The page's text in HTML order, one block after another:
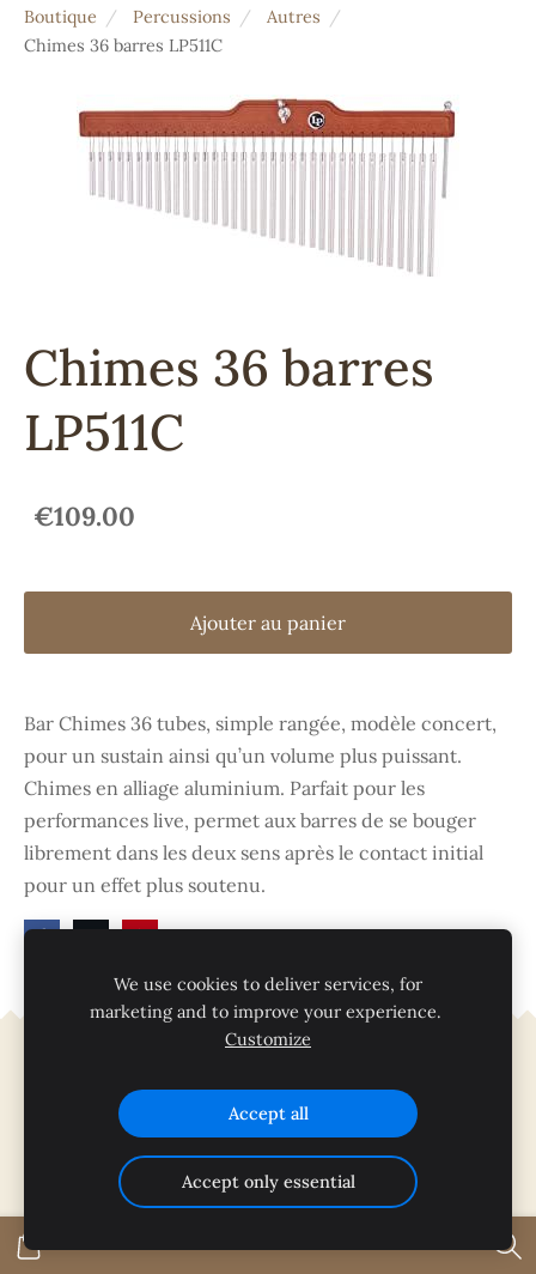
Boutique Percussions
Autres
Chimes 36 barres LP511C
Chimes 36 barres
LP511C
€109.00
Ajouter au panier
Bar Chimes 36 tubes, simple rangée, modèle concert,
pour un sustain ainsi qu’un volume plus puissant.
Chimes en alliage aluminium. Parfait pour les
performances live, permet aux barres de se bouger
librement dans les deux sens après le contact initial
pour un effet plus soutenu.
Cookies
We use cookies to deliver services, for
marketing and to improve your experience.
Customize
Accept all
Accept only essential